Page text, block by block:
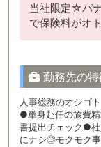
当社限定☆パ
で保険料がオ
勤務先の特
人事総務のオシゴト
●単身赴任の旅費
書提出チェック●
にナシ◎モクモク